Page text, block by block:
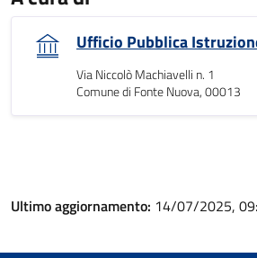
Ufficio Pubblica
Via Niccolò Machiavelli n. 1
Comune di Fonte Nuova, 00013
Ultimo aggiornamento: 14/07/2025,